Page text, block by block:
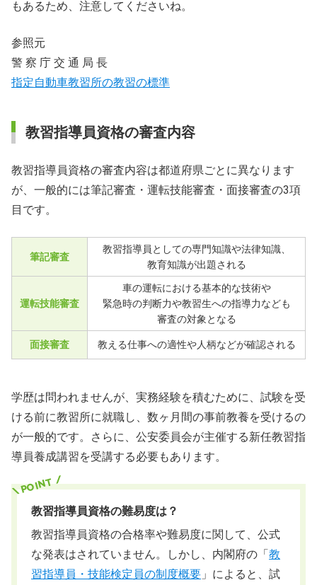
もあるため、注意してくださいね。
参照元
警 察 庁 交 通 局 長
指定自動車教習所の教習の標準
教習指導員資格の審査内容
教習指導員資格の審査内容は都道府県ごとに異なります
が、一般的には筆記審査・運転技能審査・面接審査の3項
目です。
筆記審査
教習指導員としての専門知識や法律知識、
教育知識が出題される
運転技能審査
車の運転における基本的な技術や
緊急時の判断力や教習生への指導力なども
審査の対象となる
面接審査 教える仕事への適性や人柄などが確認される
学歴は問われませんが、実務経験を積むために、試験を受
ける前に教習所に就職し、数ヶ月間の事前教養を受けるの
が一般的です。さらに、公安委員会が主催する新任教習指
導員養成講習を受講する必要もあります。
教習指導員資格の難易度は？
教習指導員資格の合格率や難易度に関して、公式
な発表はされていません。しかし、内閣府の「 教
習指導員・技能検定員の制度概要 」によると、試